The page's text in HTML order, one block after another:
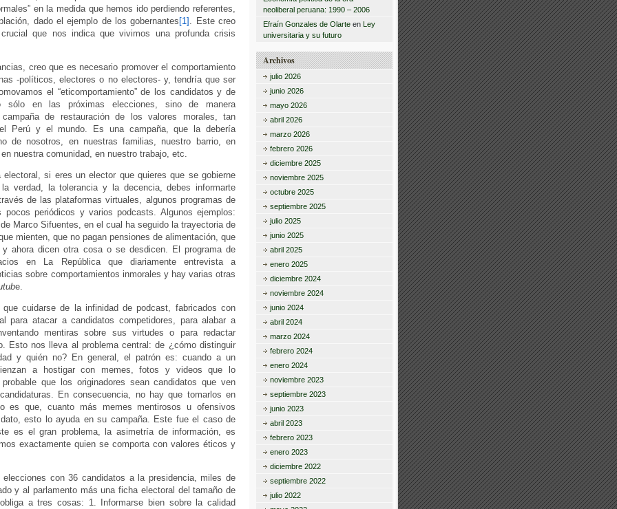
en la medida que hemos ido perdiendo referentes,
dado el ejemplo de los gobernantes [1] . Este creo
que nos indica que vivimos una profunda crisis
creo que es necesario promover el comportamiento
-políticos, electores o no electores- y, tendría que ser
el “eticomportamiento” de los candidatos y de
sólo en las próximas elecciones, sino de manera
campaña de restauración de los valores morales, tan
Perú y el mundo. Es una campaña, que la debería
de nosotros, en nuestras familias, nuestro barrio, en
nuestra comunidad, en nuestro trabajo, etc.
electoral, si eres un elector que quieres que se gobierne
verdad, la tolerancia y la decencia, debes informarte
de las plataformas virtuales, algunos programas de
pocos periódicos y varios podcasts. Algunos ejemplos:
de Marco Sifuentes, en el cual ha seguido la trayectoria de
mienten, que no pagan pensiones de alimentación, que
y ahora dicen otra cosa o se desdicen. El programa de
en La República que diariamente entrevista a
sobre comportamientos inmorales y hay varias otras
e.
cuidarse de la infinidad de podcast, fabricados con
para atacar a candidatos competidores, para alabar a
mentiras sobre sus virtudes o para redactar
Esto nos lleva al problema central: de ¿cómo distinguir
y quién no? En general, el patrón es: cuando a un
a hostigar con memes, fotos y videos que lo
que los originadores sean candidatos que ven
En consecuencia, no hay que tomarlos en
es que, cuanto más memes mentirosos u ofensivos
esto lo ayuda en su campaña. Este fue el caso de
es el gran problema, la asimetría de información, es
exactamente quien se comporta con valores éticos y
elecciones con 36 candidatos a la presidencia, miles de
y al parlamento más una ficha electoral del tamaño de
a tres cosas: 1. Informarse bien sobre la calidad
neoliberal peruana: 1990 – 2006
Efraín Gonzales de Olarte en Ley
universitaria y su futuro
Archivos
julio 2026
junio 2026
mayo 2026
abril 2026
marzo 2026
febrero 2026
diciembre 2025
noviembre 2025
octubre 2025
septiembre 2025
julio 2025
junio 2025
abril 2025
enero 2025
diciembre 2024
noviembre 2024
junio 2024
abril 2024
marzo 2024
febrero 2024
enero 2024
noviembre 2023
septiembre 2023
junio 2023
abril 2023
febrero 2023
enero 2023
diciembre 2022
septiembre 2022
julio 2022